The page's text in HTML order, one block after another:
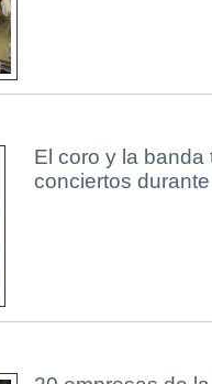
El coro y la banda
conciertos